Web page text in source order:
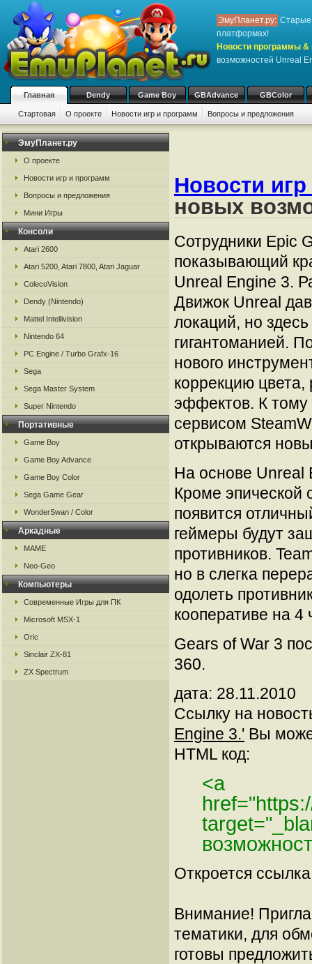
ЭмуПланет.ру: Старые
платформах!
Новости программы &
возможностей Unreal
Главная Dendy Game Boy GBAdvance GBColor
Стартовая О проекте Новости игр и программ Вопросы и предложения
ЭмуПланет.ру
О проекте
Новости игр и программ
Вопросы и предложения
Мини Игры
Консоли
Atari 2600
Atari 5200, Atari 7800, Atari Jaguar
ColecoVision
Dendy (Nintendo)
Mattel Intellivision
Nintendo 64
PC Engine / Turbo Grafx-16
Sega
Sega Master System
Super Nintendo
Портативные
Game Boy
Game Boy Advance
Game Boy Color
Sega Game Gear
WonderSwan / Color
Аркадные
MAME
Neo-Geo
Компьютеры
Современные Игры для ПК
Microsoft MSX-1
Oric
Sinclair ZX-81
ZX Spectrum
Новости
новых
Сотрудники Epic
показывающий
Unreal Engine 3.
Движок Unreal
локаций, но
гигантоманией.
нового
коррекцию цвета,
эффектов. К тому
сервисом
открываются
На основе Unreal
Кроме эпической
появится
геймеры будут
противников.
но в слегка
одолеть
кооперативе на 4
Gears of War 3
360.
дата: 28.11.2010
Ссылку на
Engine 3.' Вы
HTML код:
<a
Откроется
Внимание!
тематики, для
готовы